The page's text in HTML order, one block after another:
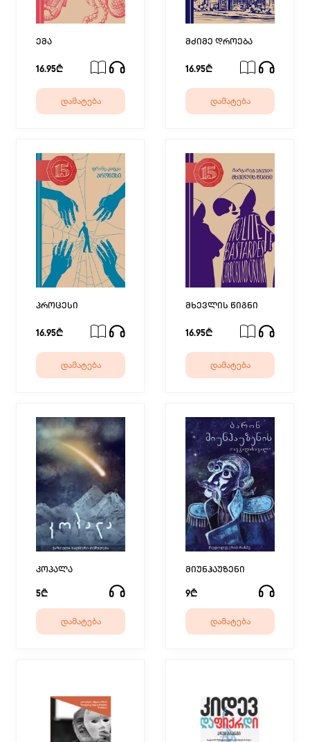
ემა
16.95₾
დამატება
მძიმე დროება
16.95₾
დამატება
პროცესი
16.95₾
დამატება
მხევლის წიგნი
16.95₾
დამატება
კოპალა
5₾
დამატება
მიუნჰაუზენი
9₾
დამატება